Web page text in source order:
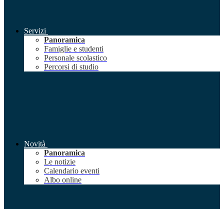
Servizi
Panoramica
Famiglie e studenti
Personale scolastico
Percorsi di studio
Novità
Panoramica
Le notizie
Calendario eventi
Albo online